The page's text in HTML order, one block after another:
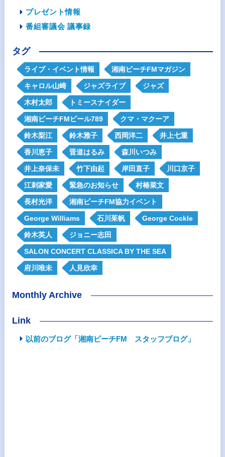
プレゼント情報
番組審議会 議事録
タグ
ライブ・イベント情報 湘南ビーチFMマガジン
キャロル山崎 ジャズライブ ジャズ
木村太郎 トミースナイダー
湘南ビーチFMビール789 クマ・マクーア
鈴木梨江 鈴木雅子 西岡洋二 井上七重
香川恵子 晋道はるみ 森川いつみ
井上奈保未 竹下由起 岸田直子 川口京子
江刺家愛 緊急のお知らせ 村椿菜文
長村光洋 湘南ビーチFM協力イベント
George Williams 石川茱帆 George Cockle
鈴木英人 ジョニー志田
SALON CONCERT CLASSICA BY THE SEA
府川唯未 人見欣幸
Monthly Archive
Link
以前のブログ「湘南ビーチFM スタッフブログ」